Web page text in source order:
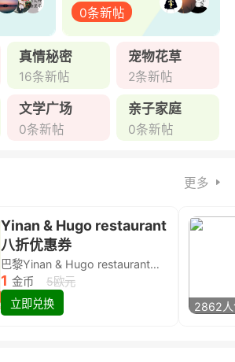
0条新帖
真情秘密
16条新帖
宠物花草
2条新帖
文学广场
0条新帖
亲子家庭
0条新帖
更多
Yinan & Hugo restaurant
八折优惠券
巴黎Yinan & Hugo restaurant除简餐类全场8折
1 金币
5欧元
立即兑换
2862